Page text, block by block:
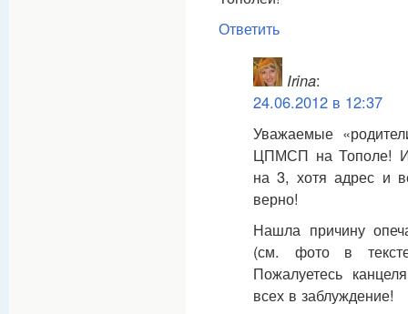
Ответить
Irina:
24.06.2012 в 12:37
Уважаемые
ЦПМСП на Тополе!
на 3, хотя адрес и
верно!
Нашла причину
(см. фото в
Пожалуетесь
всех в заблуждение!